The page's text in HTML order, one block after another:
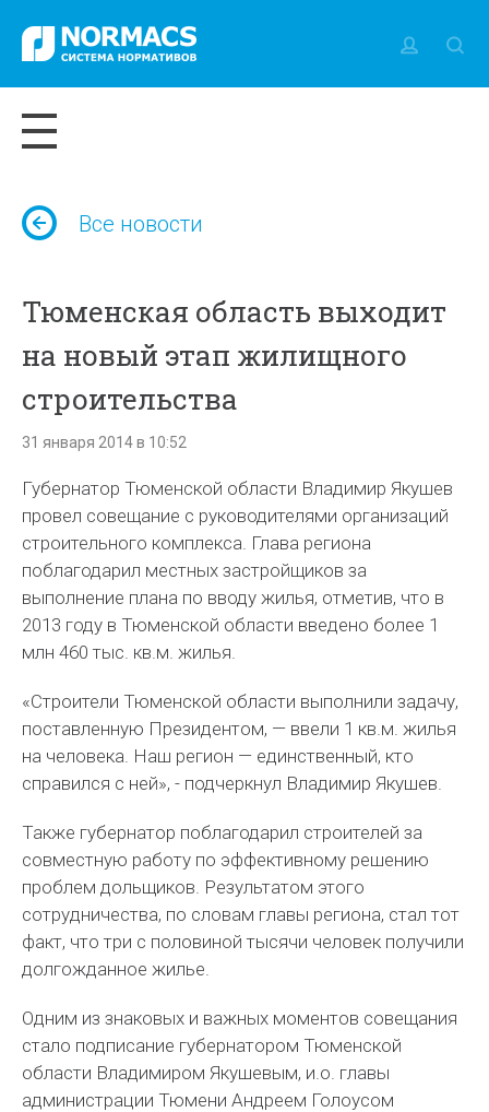
Все новости
Тюменская область выходит
на новый этап жилищного
строительства
31 января 2014 в 10:52
Губернатор Тюменской области Владимир Якушев
провел совещание с руководителями организаций
строительного комплекса. Глава региона
поблагодарил местных застройщиков за
выполнение плана по вводу жилья, отметив, что в
2013 году в Тюменской области введено более 1
млн 460 тыс. кв.м. жилья.
«Строители Тюменской области выполнили задачу,
поставленную Президентом, — ввели 1 кв.м. жилья
на человека. Наш регион — единственный, кто
справился с ней», - подчеркнул Владимир Якушев.
Также губернатор поблагодарил строителей за
совместную работу по эффективному решению
проблем дольщиков. Результатом этого
сотрудничества, по словам главы региона, стал тот
факт, что три с половиной тысячи человек получили
долгожданное жилье.
Одним из знаковых и важных моментов совещания
стало подписание губернатором Тюменской
области Владимиром Якушевым, и.о. главы
администрации Тюмени Андреем Голоусом